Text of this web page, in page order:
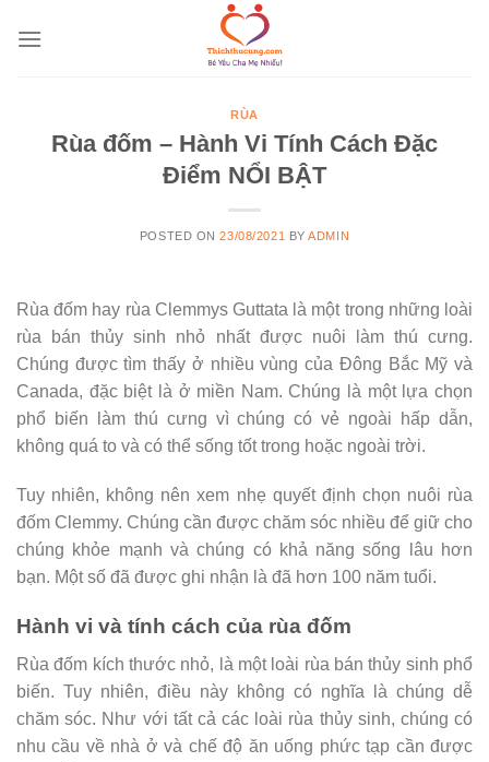
RÙA
Rùa đốm – Hành Vi Tính Cách Đặc
Điểm NỔI BẬT
POSTED ON23/08/2021 BYADMIN
Rùa đốm hay rùa Clemmys Guttata là một trong những loài
rùa bán thủy sinh nhỏ nhất được nuôi làm thú cưng.
Chúng được tìm thấy ở nhiều vùng của Đông Bắc Mỹ và
Canada, đặc biệt là ở miền Nam. Chúng là một lựa chọn
phổ biến làm thú cưng vì chúng có vẻ ngoài hấp dẫn,
không quá to và có thể sống tốt trong hoặc ngoài trời.
Tuy nhiên, không nên xem nhẹ quyết định chọn nuôi rùa
đốm Clemmy. Chúng cần được chăm sóc nhiều để giữ cho
chúng khỏe mạnh và chúng có khả năng sống lâu hơn
bạn. Một số đã được ghi nhận là đã hơn 100 năm tuổi.
Hành vi và tính cách của rùa đốm
Rùa đốm kích thước nhỏ, là một loài rùa bán thủy sinh phổ
biến. Tuy nhiên, điều này không có nghĩa là chúng dễ
chăm sóc. Như với tất cả các loài rùa thủy sinh, chúng có
nhu cầu về nhà ở và chế độ ăn uống phức tạp cần được